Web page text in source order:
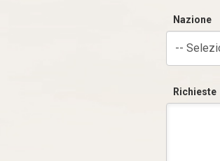
Nazione
--
Richieste